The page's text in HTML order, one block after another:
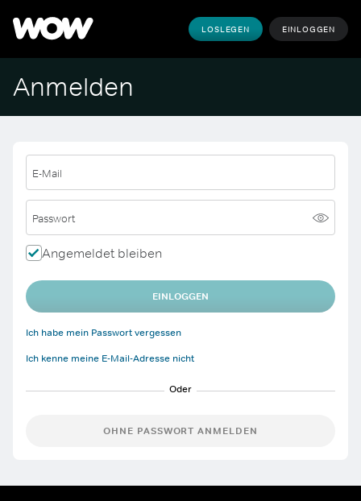
LOSLEGEN EINLOGGEN
Anmelden
E-Mail
Passwort
Angemeldet bleiben
EINLOGGEN
Ich habe mein Passwort vergessen
Ich kenne meine E-Mail-Adresse nicht
OHNE PASSWORT ANMELDEN